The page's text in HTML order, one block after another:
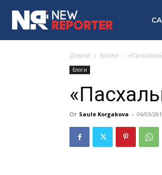
Домой Блоги
Блоги
От Saule Korgakova - 06/03/